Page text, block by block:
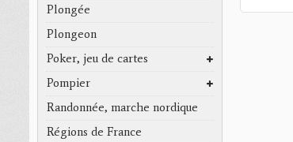
Plongée
Plongeon
Poker, jeu de cartes
Pompier
Randonnée, marche nordique
Régions de France